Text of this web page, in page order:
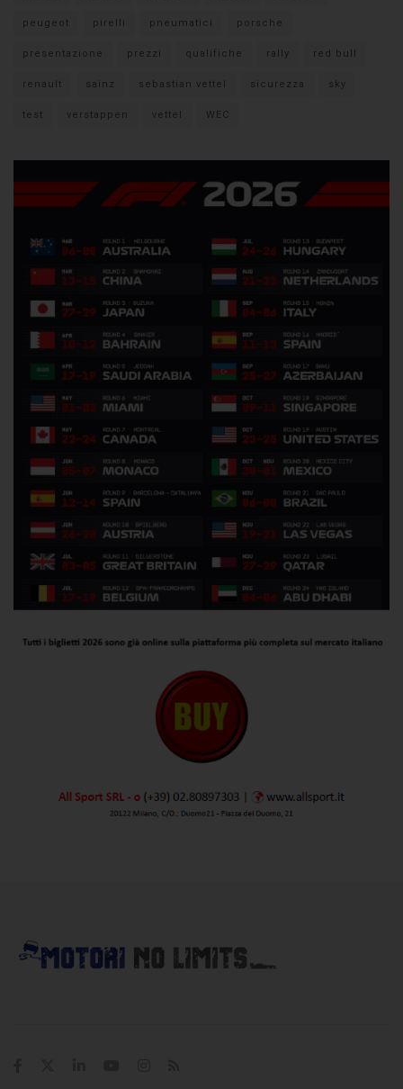
peugeot pirelli pneumatici porsche
presentazione prezzi qualifiche rally red bull
renault sainz sebastian vettel sicurezza sky
test verstappen vettel WEC